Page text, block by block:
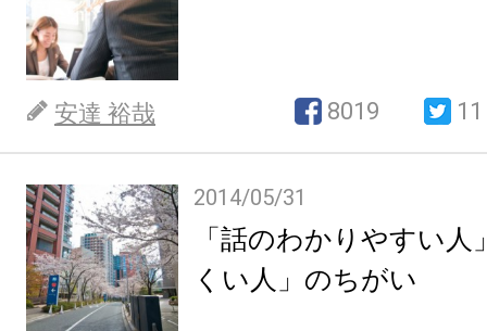
安達 裕哉 8019 11
2014/05/31
「話のわかりやすい
くい人」のちがい